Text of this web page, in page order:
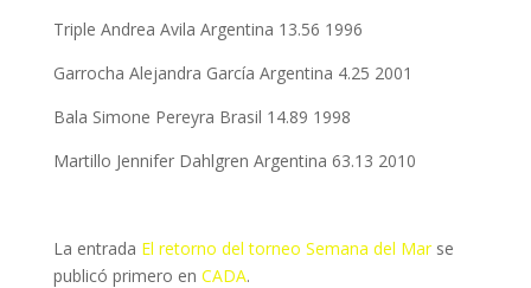
Triple Andrea Avila Argentina 13.56 1996
Garrocha Alejandra García Argentina 4.25 2001
Bala Simone Pereyra Brasil 14.89 1998
Martillo Jennifer Dahlgren Argentina 63.13 2010
La entrada El retorno del torneo Semana del Marse
publicó primero en CADA.